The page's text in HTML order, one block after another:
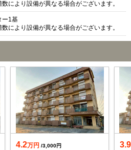
により設備が異なる場合がございます。
ー1基
により設備が異なる場合がございます。
4.2万円 /3,000円 3.9